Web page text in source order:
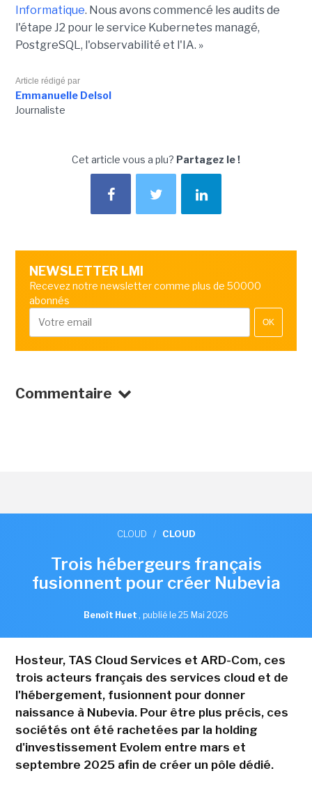
Informatique. Nous avons commencé les audits de
l'étape J2 pour le service Kubernetes managé,
PostgreSQL, l'observabilité et l'IA. »
Article rédigé par
Emmanuelle Delsol
Journaliste
Cet article vous a plu? Partagez le !
NEWSLETTER LMI
Recevez notre newsletter comme plus de 50000
abonnés
OK
Commentaire
CLOUD / CLOUD
Trois hébergeurs français
fusionnent pour créer Nubevia
Benoît Huet , publié le 25 Mai 2026
Hosteur, TAS Cloud Services et ARD-Com, ces
trois acteurs français des services cloud et de
l'hébergement, fusionnent pour donner
naissance à Nubevia. Pour être plus précis, ces
sociétés ont été rachetées par la holding
d'investissement Evolem entre mars et
septembre 2025 afin de créer un pôle dédié.